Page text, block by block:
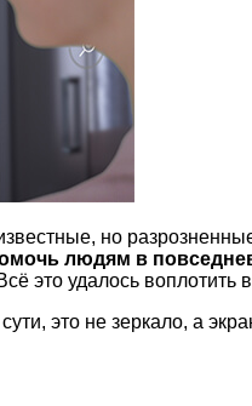
но
людям в
это удалось воплотить
это не зеркало, а